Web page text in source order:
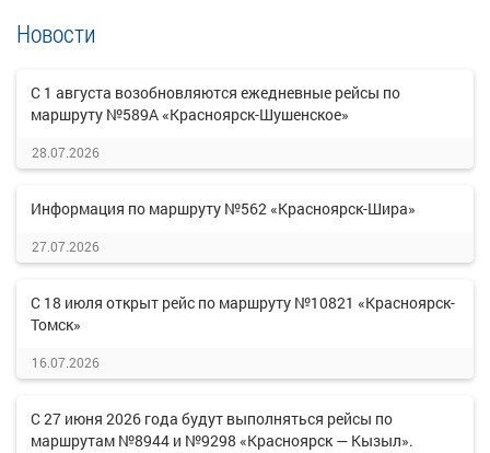
Новости
С 1 августа возобновляются ежедневные рейсы по
маршруту №589А «Красноярск-Шушенское»
28.07.2026
Информация по маршруту №562 «Красноярск-Шира»
27.07.2026
С 18 июля открыт рейс по маршруту №10821 «Красноярск-
Томск»
16.07.2026
С 27 июня 2026 года будут выполняться рейсы по
маршрутам №8944 и №9298 «Красноярск — Кызыл».